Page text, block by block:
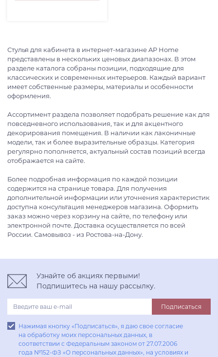
Стулья для кабинета в интернет-магазине AP Home
представлены в нескольких ценовых диапазонах. В этом
разделе каталога собраны позиции, подходящие для
классических и современных интерьеров. Каждый вариант
имеет собственные размеры, материалы и особенности
оформления.
Ассортимент раздела позволяет подобрать решение как для
повседневного использования, так и для акцентного
декорирования помещения. В наличии как лаконичные
модели, так и более выразительные образцы. Категория
регулярно пополняется, актуальный состав позиций всегда
отображается на сайте.
Более подробная информация по каждой позиции
содержится на странице товара. Для получения
дополнительной информации или уточнения характеристик
доступна консультация менеджеров магазина. Оформить
заказ можно через корзину на сайте, по телефону или
электронной почте. Доставка осуществляется по всей
России. Самовывоз - из Ростова-на-Дону.
Узнайте об акциях первыми!
Подпишитесь на нашу рассылку.
Подписаться
Нажимая кнопку «Подписаться», я даю свое согласие
на обработку моих персональных данных, в
соответствии с Федеральным законом от 27.07.2006
года №152-ФЗ «О персональных данных», на условиях и